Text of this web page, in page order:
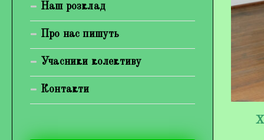
Наш розклад
Про нас пишуть
Учасники колективу
Контакти